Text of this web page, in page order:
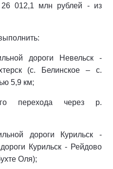
26 012,1 млн рублей - из
дороги Невельск -
(с. Белинское – с.
5,9 км;
перехода через р.
дороги Курильск -
Курильск - Рейдово
Оля);